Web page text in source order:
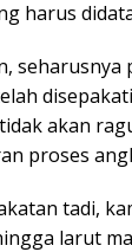
harus
seharusnya
akan
proses
tadi,
larut